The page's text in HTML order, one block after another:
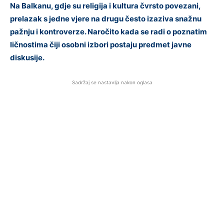
Na Balkanu, gdje su religija i kultura čvrsto povezani,
prelazak s jedne vjere na drugu često izaziva snažnu
pažnju i kontroverze. Naročito kada se radi o poznatim
ličnostima čiji osobni izbori postaju predmet javne
diskusije.
Sadržaj se nastavlja nakon oglasa